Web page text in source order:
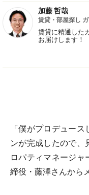
加藤 哲哉
賃貸・部屋探し
賃貸に精通した
お届けします！
「僕がプロデュー
ンが完成したので、
ロパティマネージャ
締役・藤澤さんから